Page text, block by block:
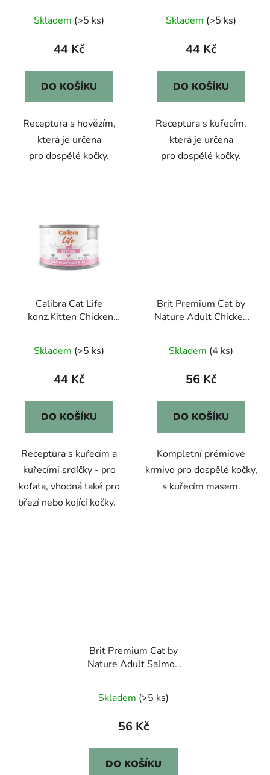
Skladem (>5 ks)
44 Kč
DO KOŠÍKU
Receptura s hovězím,
která je určena
pro dospělé kočky.
Skladem (>5 ks)
44 Kč
DO KOŠÍKU
Receptura s kuřecím,
která je určena
pro dospělé kočky.
Calibra Cat Life
konz.Kitten Chicken
Skladem (>5 ks)
44 Kč
DO KOŠÍKU
Receptura s kuřecím a
kuřecími srdíčky - pro
koťata, vhodná také pro
březí nebo kojící kočky.
Brit Premium Cat by
Nature Adult Chicken
Skladem (4 ks)
56 Kč
DO KOŠÍKU
Kompletní prémiové
krmivo pro dospělé kočky,
s kuřecím masem.
Brit Premium Cat by
Nature Adult Salmon
Skladem (>5 ks)
56 Kč
DO KOŠÍKU